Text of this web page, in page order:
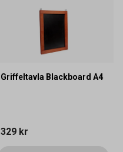
Griffeltavla Blackboard A4
329 kr